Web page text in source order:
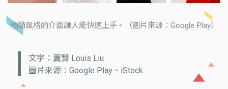
極簡風格的介面讓人能快速上手。（圖片來源：Google Play）
文字：翼賢 Louis Liu
圖片來源：Google Play、iStock